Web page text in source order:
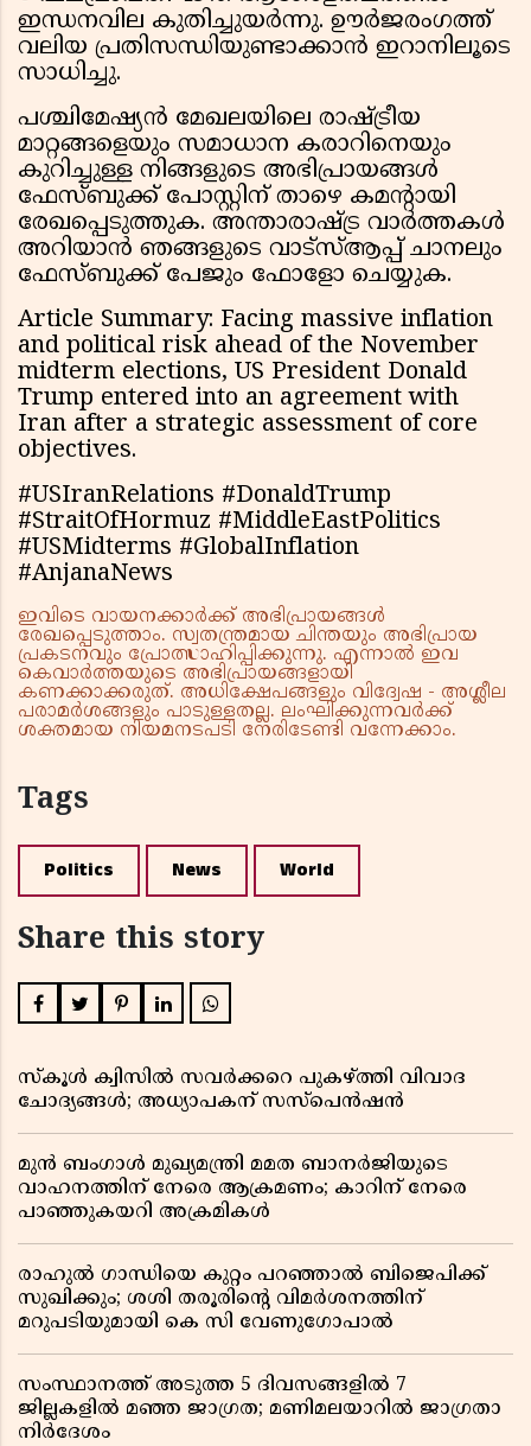
ഇന്ധനവില കുതിച്ചുയർന്നു. ഊർജരംഗത്ത്
വലിയ പ്രതിസന്ധിയുണ്ടാക്കാൻ ഇറാനിലൂടെ
സാധിച്ചു.
പശ്ചിമേഷ്യൻ മേഖലയിലെ രാഷ്ട്രീയ
മാറ്റങ്ങളെയും സമാധാന കരാറിനെയും
കുറിച്ചുള്ള നിങ്ങളുടെ അഭിപ്രായങ്ങൾ
ഫേസ്ബുക്ക് പോസ്റ്റിന് താഴെ കമൻ്റായി
രേഖപ്പെടുത്തുക. അന്താരാഷ്ട്ര വാർത്തകൾ
അറിയാൻ ഞങ്ങളുടെ വാട്സ്ആപ്പ് ചാനലും
ഫേസ്ബുക്ക് പേജും ഫോളോ ചെയ്യുക.
Article Summary: Facing massive inflation
and political risk ahead of the November
midterm elections, US President Donald
Trump entered into an agreement with
Iran after a strategic assessment of core
objectives.
#USIranRelations #DonaldTrump
#StraitOfHormuz #MiddleEastPolitics
#USMidterms #GlobalInflation
#AnjanaNews
ഇവിടെ വായനക്കാർക്ക് അഭിപ്രായങ്ങൾ
രേഖപ്പെടുത്താം. സ്വതന്ത്രമായ ചിന്തയും അഭിപ്രായ
പ്രകടനവും പ്രോത്സാഹിപ്പിക്കുന്നു. എന്നാൽ ഇവ
കെവാർത്തയുടെ അഭിപ്രായങ്ങളായി
കണക്കാക്കരുത്. അധിക്ഷേപങ്ങളും വിദ്വേഷ - അശ്ലീല
പരാമർശങ്ങളും പാടുള്ളതല്ല. ലംഘിക്കുന്നവർക്ക്
ശക്തമായ നിയമനടപടി നേരിടേണ്ടി വന്നേക്കാം.
Tags
Politics News World
Share this story
സ്കൂൾ ക്വിസിൽ സവർക്കറെ പുകഴ്ത്തി വിവാദ
ചോദ്യങ്ങൾ; അധ്യാപകന് സസ്പെൻഷൻ
മുൻ ബംഗാൾ മുഖ്യമന്ത്രി മമത ബാനർജിയുടെ
വാഹനത്തിന് നേരെ ആക്രമണം; കാറിന് നേരെ
പാഞ്ഞുകയറി അക്രമികൾ
രാഹുൽ ഗാന്ധിയെ കുറ്റം പറഞ്ഞാൽ ബിജെപിക്ക്
സുഖിക്കും; ശശി തരൂരിന്റെ വിമർശനത്തിന്
മറുപടിയുമായി കെ സി വേണുഗോപാൽ
സംസ്ഥാനത്ത് അടുത്ത 5 ദിവസങ്ങളിൽ 7
ജില്ലകളിൽ മഞ്ഞ ജാഗ്രത; മണിമലയാറിൽ ജാഗ്രതാ
നിർദേശം